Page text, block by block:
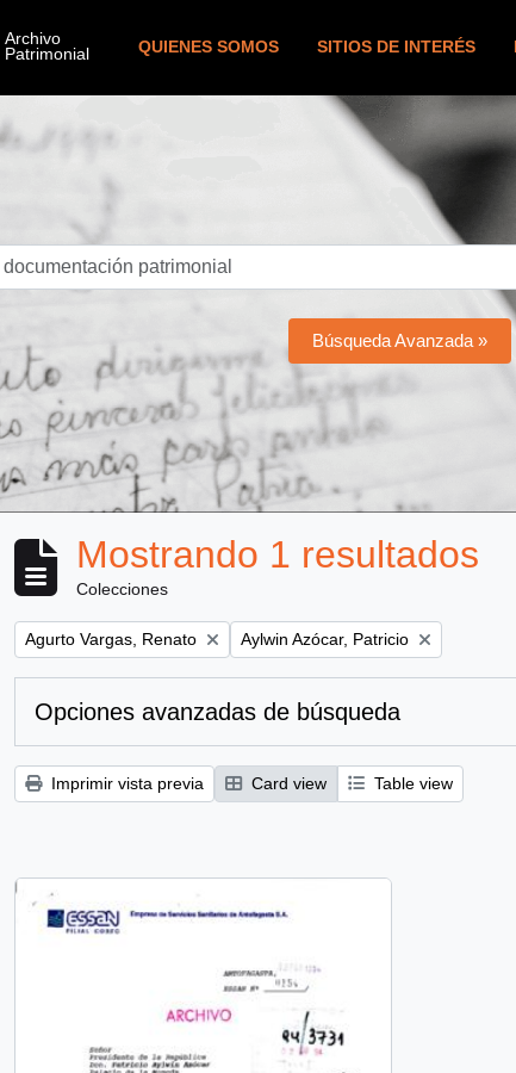
QUIENES SOMOS SITIOS DE INTERÉS
Búsqueda Avanzada »
Mostrando 1 resultados
Colecciones
Remove filter:
Agurto Vargas, Renato Remove filter:
Aylwin Azócar, Patricio
Opciones avanzadas de búsqueda
Imprimir vista previa Card view Table view